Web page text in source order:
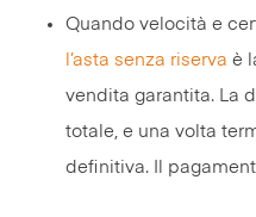
Quando velocità e
l’asta senza riserva è
vendita garantita. La
totale, e una volta
definitiva. Il